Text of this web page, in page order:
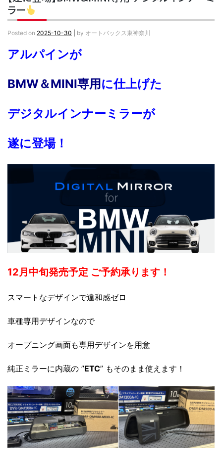
ラー
Posted on 2025-10-30 by オートバックス東神奈川
アルパインが
BMW＆MINI専用 に仕上げた
デジタルインナーミラーが
遂に登場！
12月中旬発売予定 ご予約承ります！
スマートなデザインで違和感ゼロ
車種専用デザインなので
オープニング画面も専用デザインを用意
純正ミラーに内蔵の ”ETC” もそのまま使えます！